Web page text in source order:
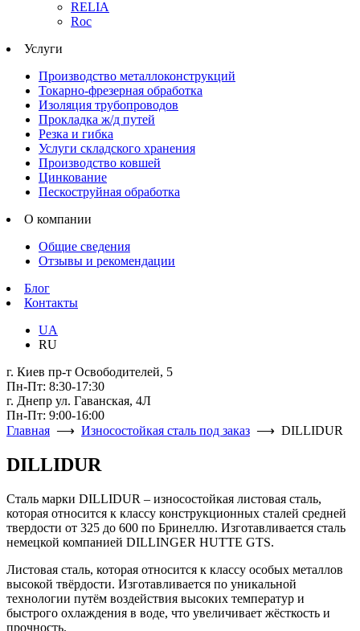
RELIA
Roc
Услуги
Производство металлоконструкций
Токарно-фрезерная обработка
Изоляция трубопроводов
Прокладка ж/д путей
Резка и гибка
Услуги складского хранения
Производство ковшей
Цинкование
Пескоструйная обработка
О компании
Общие сведения
Отзывы и рекомендации
Блог
Контакты
UA
RU
г. Киев пр-т Освободителей, 5
Пн-Пт: 8:30-17:30
г. Днепр ул. Гаванская, 4Л
Пн-Пт: 9:00-16:00
Главная ⟶ Износостойкая сталь под заказ ⟶ DILLIDUR
DILLIDUR
Сталь марки DILLIDUR – износостойкая листовая сталь,
которая относится к классу конструкционных сталей средней
твердости от 325 до 600 по Бринеллю. Изготавливается сталь
немецкой компанией DILLINGER HUTTE GTS.
Листовая сталь, которая относится к классу особых металлов
высокой твёрдости. Изготавливается по уникальной
технологии путём воздействия высоких температур и
быстрого охлаждения в воде, что увеличивает жёсткость и
прочность.